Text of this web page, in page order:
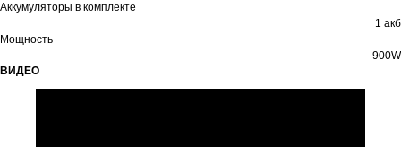
Аккумуляторы в комплекте
1 акб
Мощность
900W
ВИДЕО